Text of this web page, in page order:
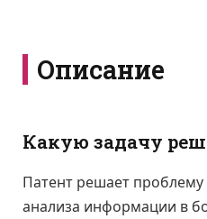
Описание
Какую задачу
Патент решает проблему
анализа информации в